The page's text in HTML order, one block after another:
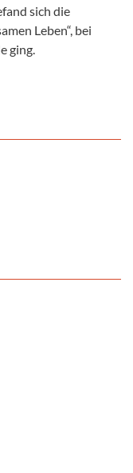
sich die
Leben“, bei
ging.